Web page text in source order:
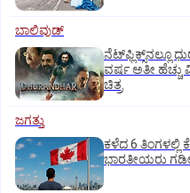
ಬಾಲಿವುಡ್‌
ನೆಟ್‌ಫ್ಲಿಕ್ಸ್‌ನಲ್ಲೂ
ವರ್ಷ ಅತೀ ಹೆಚ್ಚು
ಚಿತ್ರ
ಜಗತ್ತು
ಕಳೆದ 6 ತಿಂಗಳಲ್ಲಿ
ಭಾರತೀಯರು